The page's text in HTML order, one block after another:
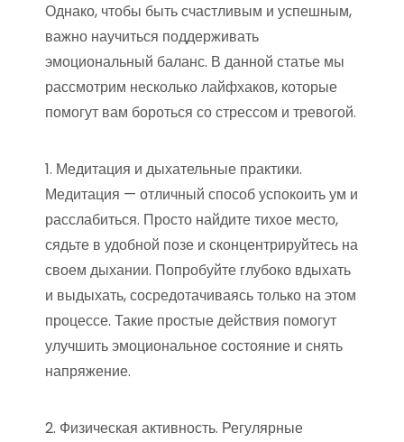
Однако, чтобы быть счастливым и успешным,
важно научиться поддерживать
эмоциональный баланс. В данной статье мы
рассмотрим несколько лайфхаков, которые
помогут вам бороться со стрессом и тревогой.
1. Медитация и дыхательные практики.
Медитация — отличный способ успокоить ум и
расслабиться. Просто найдите тихое место,
сядьте в удобной позе и сконцентрируйтесь на
своем дыхании. Попробуйте глубоко вдыхать
и выдыхать, сосредотачиваясь только на этом
процессе. Такие простые действия помогут
улучшить эмоциональное состояние и снять
напряжение.
2. Физическая активность. Регулярные